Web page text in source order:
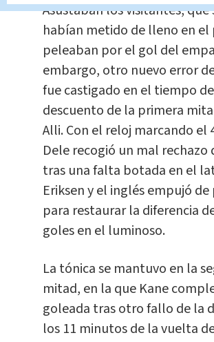
Asustaban los visitantes, que
habían metido de lleno en
peleaban por el gol del
embargo, otro nuevo error
fue castigado en el tiempo de
descuento de la primera
Alli. Con el reloj marcando el
Dele recogió un mal rechazo
tras una falta botada en el
Eriksen y el inglés empujó
para restaurar la diferencia
goles en el luminoso.
La tónica se mantuvo en la
mitad, en la que Kane
goleada tras otro fallo de la
los 11 minutos de la vuelta